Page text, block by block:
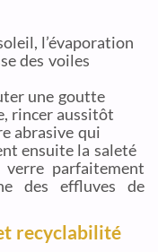
l’évaporation
des voiles
une goutte
rincer aussitôt
abrasive qui
ensuite la saleté
parfaitement
des effluves de
recyclabilité